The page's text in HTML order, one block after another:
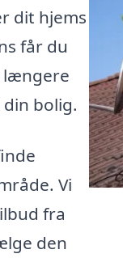
dit hjems
får du
længere
bolig.
Vi
fra
den